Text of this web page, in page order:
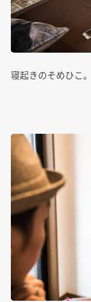
寝起きのそめひこ